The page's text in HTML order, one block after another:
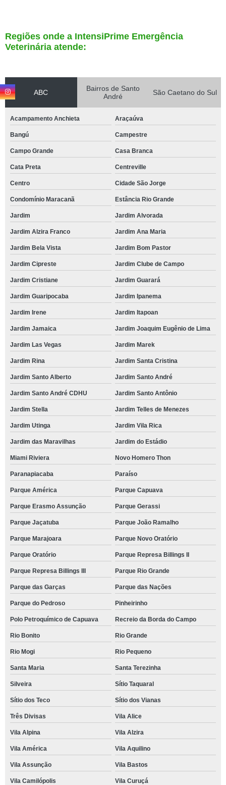
Regiões onde a IntensiPrime Emergência
Veterinária atende:
ABC
Bairros de Santo
André
São Caetano do Sul
Acampamento Anchieta Araçaúva
Bangú Campestre
Campo Grande Casa Branca
Cata Preta Centreville
Centro Cidade São Jorge
Condomínio Maracanã Estância Rio Grande
Jardim Jardim Alvorada
Jardim Alzira Franco Jardim Ana Maria
Jardim Bela Vista Jardim Bom Pastor
Jardim Cipreste Jardim Clube de Campo
Jardim Cristiane Jardim Guarará
Jardim Guaripocaba Jardim Ipanema
Jardim Irene Jardim Itapoan
Jardim Jamaica Jardim Joaquim Eugênio de Lima
Jardim Las Vegas Jardim Marek
Jardim Rina Jardim Santa Cristina
Jardim Santo Alberto Jardim Santo André
Jardim Santo André CDHU Jardim Santo Antônio
Jardim Stella Jardim Telles de Menezes
Jardim Utinga Jardim Vila Rica
Jardim das Maravilhas Jardim do Estádio
Miami Riviera Novo Homero Thon
Paranapiacaba Paraíso
Parque América Parque Capuava
Parque Erasmo Assunção Parque Gerassi
Parque Jaçatuba Parque João Ramalho
Parque Marajoara Parque Novo Oratório
Parque Oratório Parque Represa Billings II
Parque Represa Billings III Parque Rio Grande
Parque das Garças Parque das Nações
Parque do Pedroso Pinheirinho
Polo Petroquímico de Capuava Recreio da Borda do Campo
Rio Bonito Rio Grande
Rio Mogi Rio Pequeno
Santa Maria Santa Terezinha
Silveira Sítio Taquaral
Sítio dos Teco Sítio dos Vianas
Três Divisas Vila Alice
Vila Alpina Vila Alzira
Vila América Vila Aquilino
Vila Assunção Vila Bastos
Vila Camilópolis Vila Curuçá